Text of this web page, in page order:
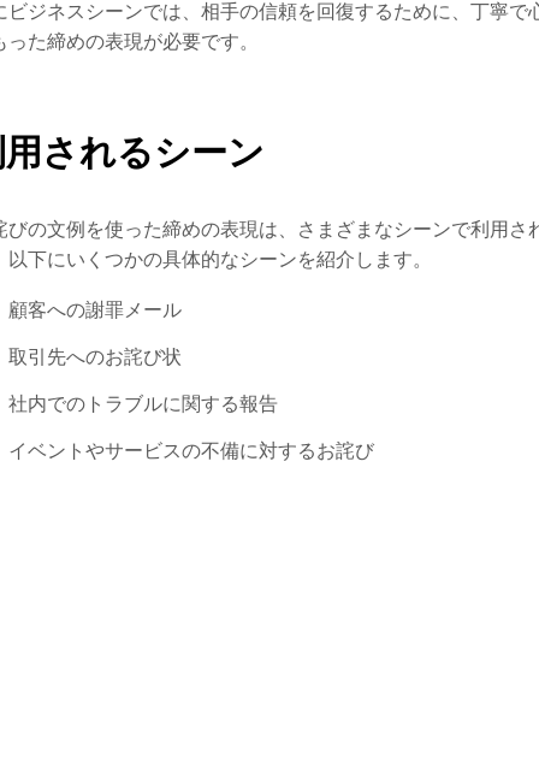
ビジネスシーンでは、相手の信頼を回復するために、丁寧で
った締めの表現が必要です。
されるシーン
びの文例を使った締めの表現は、さまざまなシーンで利用さ
以下にいくつかの具体的なシーンを紹介します。
顧客への謝罪メール
取引先へのお詫び状
社内でのトラブルに関する報告
イベントやサービスの不備に対するお詫び